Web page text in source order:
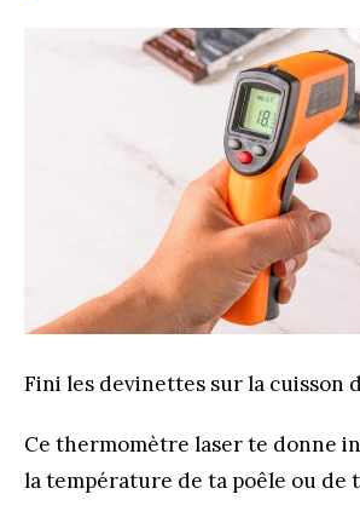
Fini les devinettes sur la cuisson
Ce thermomètre laser te donne
la température de ta poêle ou de